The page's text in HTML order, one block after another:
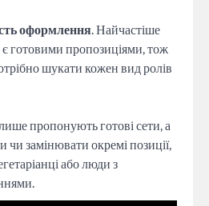
оформлення. Найчастіше
є готовими пропозиціями, тож
шукати кожен вид ролів
пропонують готові сети, а
чи замінювати окремі позиції,
або люди з